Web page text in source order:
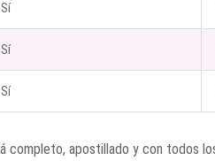
Sí
Sí
Sí
apostillado y con todos